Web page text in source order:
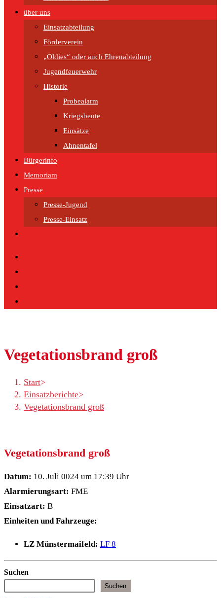
über uns
Einsatzabteilung
Förderverein
„Oldies“ oder auch Ehrenabteilung
Jugendfeuerwehr
Historie
Probealarm
Kriegsbeute
Einsätze
Ahnentafel
Bürgerinfo
Memoriam
Presse
Presse-Jugend
Presse-Einsatz
Vegetationsbrand groß
Start>
Einsatzberichte>
Vegetationsbrand groß
Vegetationsbrand groß
Datum: 10. Juli 0024 um 17:39 Uhr
Alarmierungsart: FME
Einsatzart: B
Einheiten und Fahrzeuge:
LZ Münstermaifeld: LF 8
Suchen
Suchen